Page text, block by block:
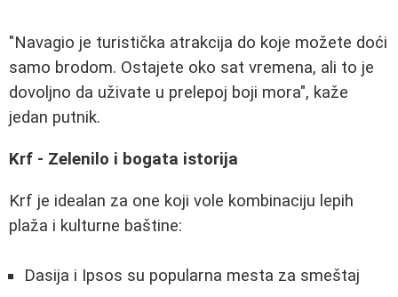
"Navagio je turistička atrakcija do koje možete doći
samo brodom. Ostajete oko sat vremena, ali to je
dovoljno da uživate u prelepoj boji mora", kaže
jedan putnik.
Krf - Zelenilo i bogata istorija
Krf je idealan za one koji vole kombinaciju lepih
plaža i kulturne baštine:
Dasija i Ipsos su popularna mesta za smeštaj